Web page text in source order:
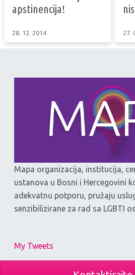
apstinencija!
28. 12. 2014 27.
Mapa organizacija, institucija,
ustanova u Bosni i Hercegovini
adekvatnu potporu, pružaju
senzibilizirane za rad sa LGBTI
My Tweets